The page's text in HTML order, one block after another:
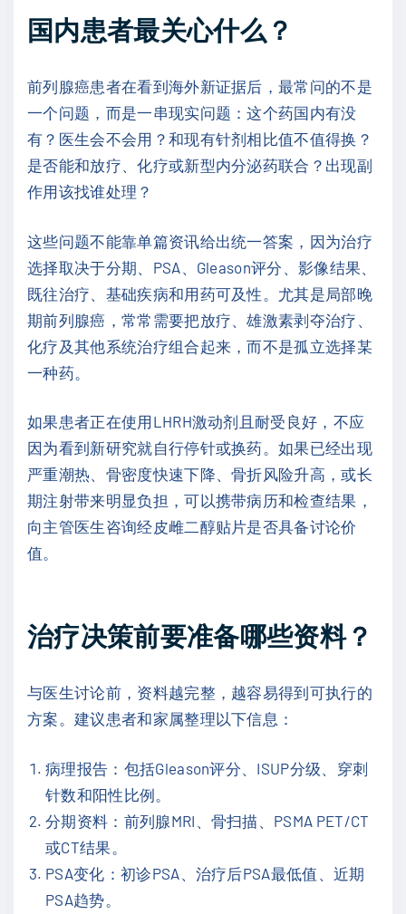
国内患者最关心什么？
前列腺癌患者在看到海外新证据后，最常问的不是
一个问题，而是一串现实问题：这个药国内有没
有？医生会不会用？和现有针剂相比值不值得换？
是否能和放疗、化疗或新型内分泌药联合？出现副
作用该找谁处理？
这些问题不能靠单篇资讯给出统一答案，因为治疗
选择取决于分期、PSA、Gleason评分、影像结果、
既往治疗、基础疾病和用药可及性。尤其是局部晚
期前列腺癌，常常需要把放疗、雄激素剥夺治疗、
化疗及其他系统治疗组合起来，而不是孤立选择某
一种药。
如果患者正在使用LHRH激动剂且耐受良好，不应
因为看到新研究就自行停针或换药。如果已经出现
严重潮热、骨密度快速下降、骨折风险升高，或长
期注射带来明显负担，可以携带病历和检查结果，
向主管医生咨询经皮雌二醇贴片是否具备讨论价
值。
治疗决策前要准备哪些资料？
与医生讨论前，资料越完整，越容易得到可执行的
方案。建议患者和家属整理以下信息：
病理报告：包括Gleason评分、ISUP分级、穿刺
针数和阳性比例。
分期资料：前列腺MRI、骨扫描、PSMA PET/CT
或CT结果。
PSA变化：初诊PSA、治疗后PSA最低值、近期
PSA趋势。